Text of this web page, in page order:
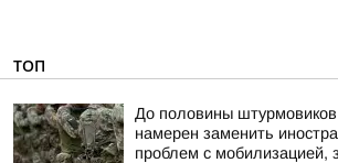
ТОП
До половины
намерен заменить
проблем с мобилизацией,